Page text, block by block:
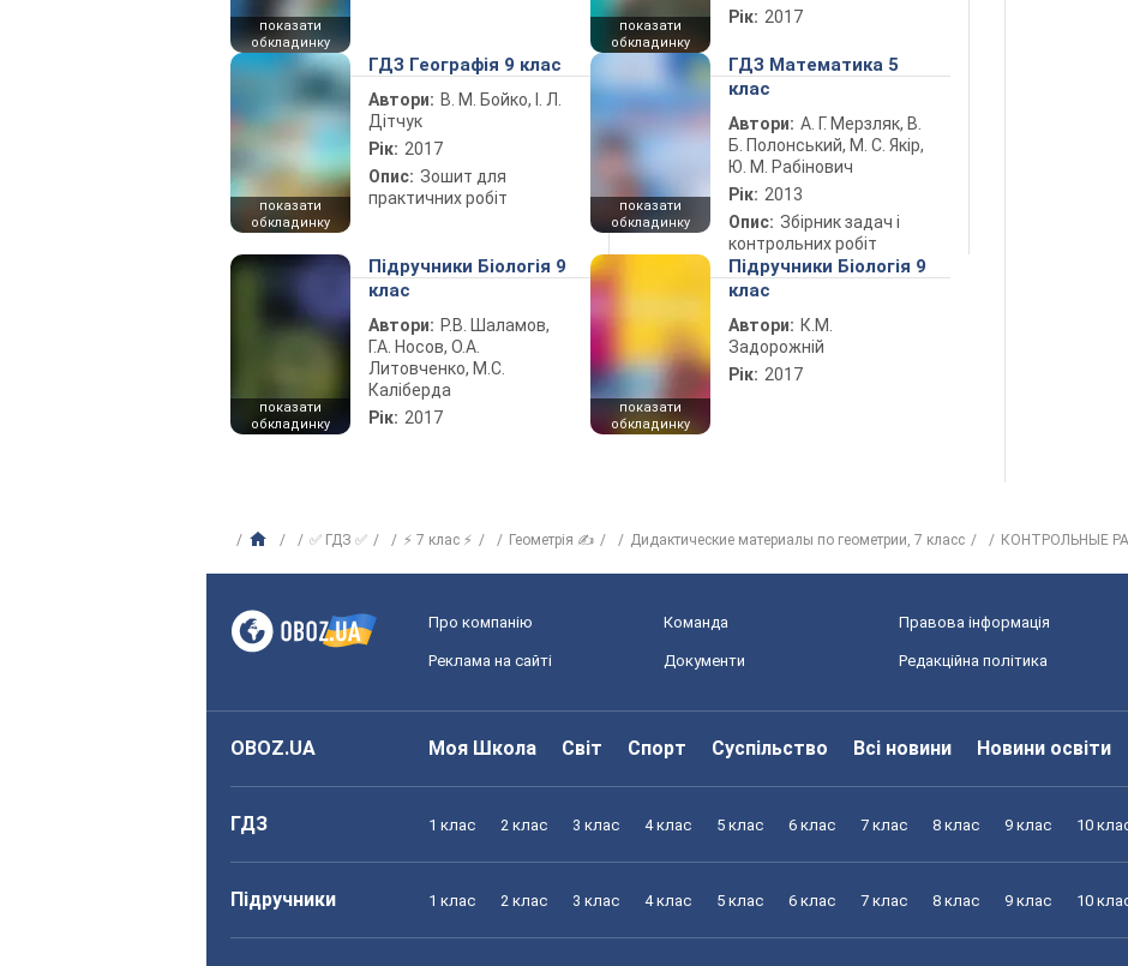
показати
обкладинку
показати
обкладинку
Рік: 2017
показати
обкладинку
ГДЗ Географія 9 клас
Автори: В. М. Бойко, І. Л.
Дітчук
Рік: 2017
Опис: Зошит для
практичних робіт
показати
обкладинку
ГДЗ Математика 5
клас
Автори: А. Г. Мерзляк, В.
Б. Полонський, М. С. Якір,
Ю. М. Рабінович
Рік: 2013
Опис: Збірник задач і
контрольних робіт
показати
обкладинку
Підручники Біологія 9
клас
Автори: Р.В. Шаламов,
Г.А. Носов, О.А.
Литовченко, М.С.
Каліберда
Рік: 2017
показати
обкладинку
Підручники Біологія 9
клас
Автори: К.М.
Задорожній
Рік: 2017
✅ ГДЗ ✅ ⚡ 7 клас ⚡ Геометрія ✍ Дидактические материалы по геометрии, 7 класс КОНТРОЛЬНЫЕ
Про компанію Команда Правова інформація
Реклама на сайті Документи Редакційна політика
OBOZ.UA Моя Школа Світ Спорт Суспільство Всі новини Новини освіти
ГДЗ 1 клас 2 клас 3 клас 4 клас 5 клас 6 клас 7 клас 8 клас 9 клас 10
Підручники 1 клас 2 клас 3 клас 4 клас 5 клас 6 клас 7 клас 8 клас 9 клас 10